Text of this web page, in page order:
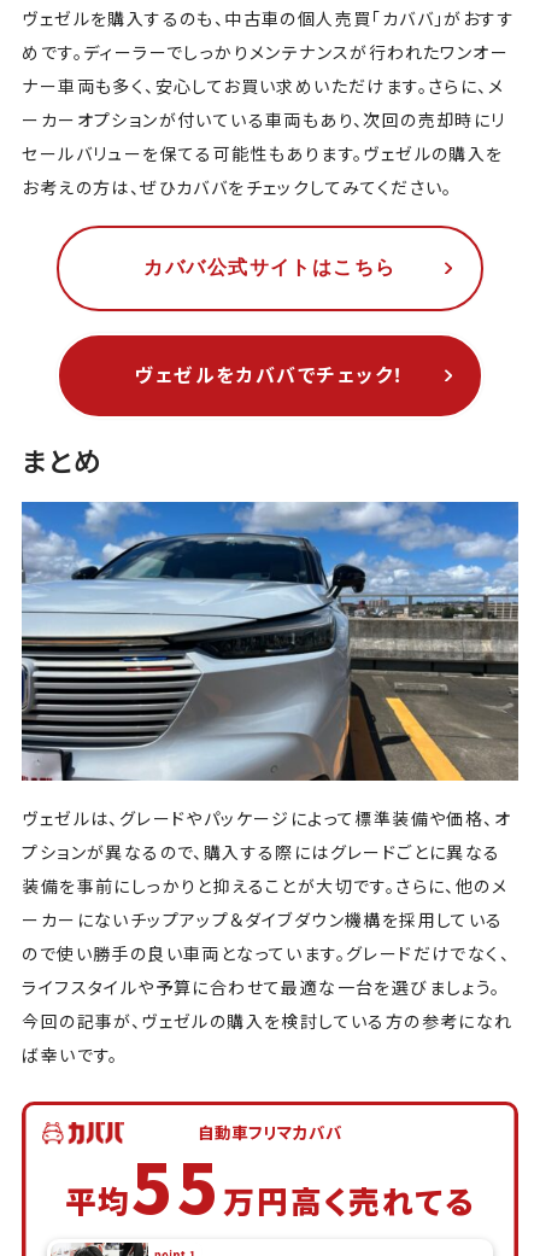
ヴェゼルを購入するのも、中古車の個人売買「カババ」がおすす
めです。ディーラーでしっかりメンテナンスが行われたワンオー
ナー車両も多く、安心してお買い求めいただけます。さらに、メ
ーカーオプションが付いている車両もあり、次回の売却時にリ
セールバリューを保てる可能性もあります。ヴェゼルの購入を
お考えの方は、ぜひカババをチェックしてみてください。
カババ公式サイトはこちら
ヴェゼルをカババでチェック！
まとめ
ヴェゼルは、グレードやパッケージによって標準装備や価格、オ
プションが異なるので、購入する際にはグレードごとに異なる
装備を事前にしっかりと抑えることが大切です。さらに、他のメ
ーカーにないチップアップ＆ダイブダウン機構を採用している
ので使い勝手の良い車両となっています。グレードだけでなく、
ライフスタイルや予算に合わせて最適な一台を選びましょう。
今回の記事が、ヴェゼルの購入を検討している方の参考になれ
ば幸いです。
自動車フリマカババ
平均55万円高く売れてる